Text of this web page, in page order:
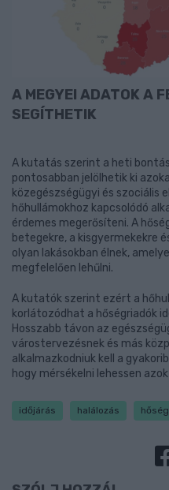
A MEGYEI ADATOK A
SEGÍTHETIK
A kutatás szerint a heti
pontosabban jelölhetik ki
közegészségügyi és szociális
hőhullámokhoz kapcsolódó
érdemes megerősíteni. A
betegekre, a kisgyermekekre
olyan lakásokban élnek,
megfelelően lehűlni.
A kutatók szerint ezért a
korlátozódhat a hőségriadók
Hosszabb távon az
várostervezésnek és más
alkalmazkodniuk kell a
hogy mérsékelni lehessen
időjárás halálozás hőség